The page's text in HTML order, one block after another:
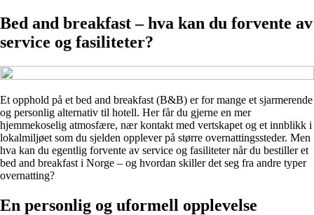
Bed and breakfast – hva kan du forvente av
service og fasiliteter?
Et opphold på et bed and breakfast (B&B) er for mange et sjarmerende
og personlig alternativ til hotell. Her får du gjerne en mer
hjemmekoselig atmosfære, nær kontakt med vertskapet og et innblikk i
lokalmiljøet som du sjelden opplever på større overnattingssteder. Men
hva kan du egentlig forvente av service og fasiliteter når du bestiller et
bed and breakfast i Norge – og hvordan skiller det seg fra andre typer
overnatting?
En personlig og uformell opplevelse